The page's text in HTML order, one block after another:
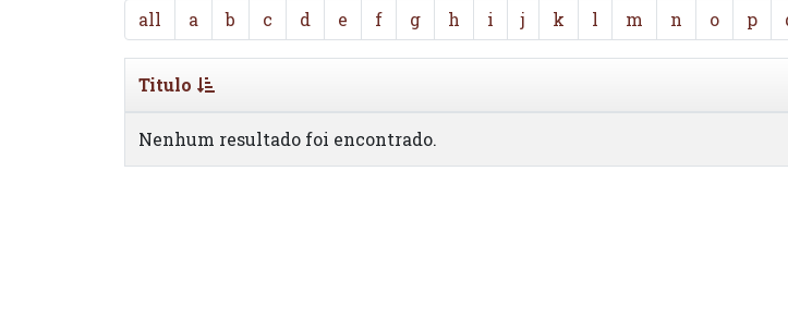
all a b c d e f g h i j k l m n o p
Titulo
Nenhum resultado foi encontrado.